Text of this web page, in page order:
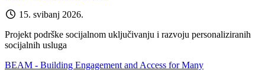
15. svibanj 2026.
Projekt podrške socijalnom uključivanju i razvoju personaliziranih
socijalnih usluga
BEAM - Building Engagement and Access for Many